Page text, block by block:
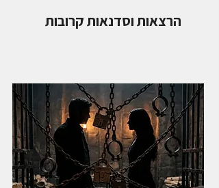
הרצאות וסדנאות קרובות